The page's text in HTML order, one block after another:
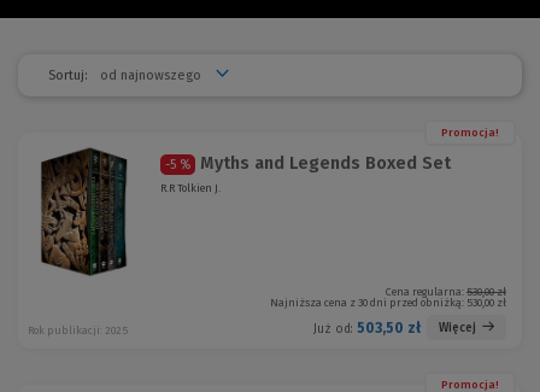
Sortuj:
Promocja!
-5 % Myths and Legends Boxed Set
R.R Tolkien J.
Cena regularna: 530,00 zł
Najniższa cena z 30 dni przed obniżką: 530,00 zł
Już od: 503,50 zł Więcej
Rok publikacji: 2025
Promocja!